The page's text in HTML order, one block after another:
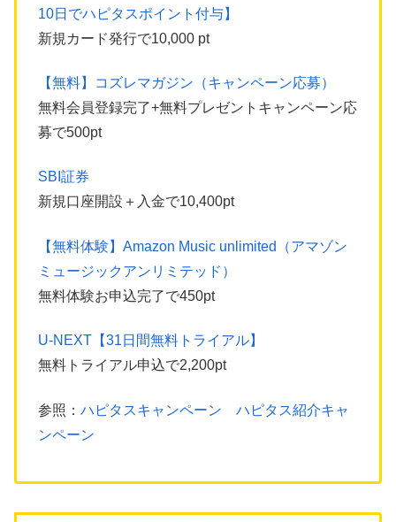
10日でハピタスポイント付与】
新規カード発行で10,000 pt
【無料】コズレマガジン（キャンペーン応募）
無料会員登録完了+無料プレゼントキャンペーン応
募で500pt
SBI証券
新規口座開設＋入金で10,400pt
【無料体験】Amazon Music unlimited（アマゾン
ミュージックアンリミテッド）
無料体験お申込完了で450pt
U-NEXT【31日間無料トライアル】
無料トライアル申込で2,200pt
参照： ハピタスキャンペーン ハピタス紹介キャ
ンペーン